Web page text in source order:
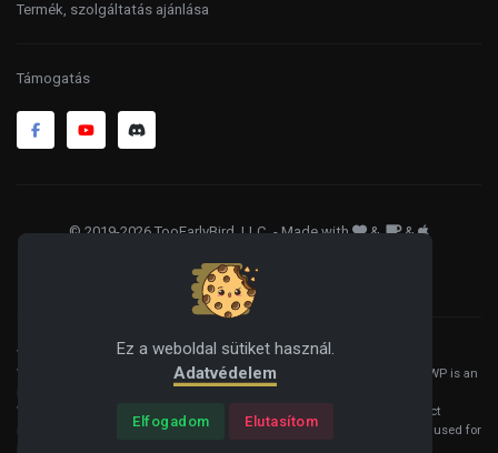
Ez a weboldal sütiket használ.
Adatvédelem
Elfogadom Elutasítom
Termék, szolgáltatás ajánlása
Támogatás
© 2019-2026 TooEarlyBird, LLC. - Made with & &
Adatkezelés
WordPress® is a registered trademark of the WordPress Foundation, and
WooCommerce® is a registered trademark of WooCommerce, Inc. HelloWP is an
WordPress Foundation, WooCommerce, Inc., or Automattic Inc. All product
names, logos, and brands are property of their respective owners and are used for